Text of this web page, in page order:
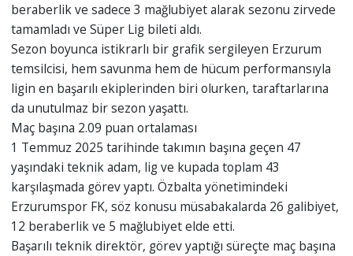
beraberlik ve sadece 3 mağlubiyet alarak sezonu zirvede
tamamladı ve Süper Lig bileti aldı.
Sezon boyunca istikrarlı bir grafik sergileyen Erzurum
temsilcisi, hem savunma hem de hücum performansıyla
ligin en başarılı ekiplerinden biri olurken, taraftarlarına
da unutulmaz bir sezon yaşattı.
Maç başına 2.09 puan ortalaması
1 Temmuz 2025 tarihinde takımın başına geçen 47
yaşındaki teknik adam, lig ve kupada toplam 43
karşılaşmada görev yaptı. Özbalta yönetimindeki
Erzurumspor FK, söz konusu müsabakalarda 26 galibiyet,
12 beraberlik ve 5 mağlubiyet elde etti.
Başarılı teknik direktör, görev yaptığı süreçte maç başına